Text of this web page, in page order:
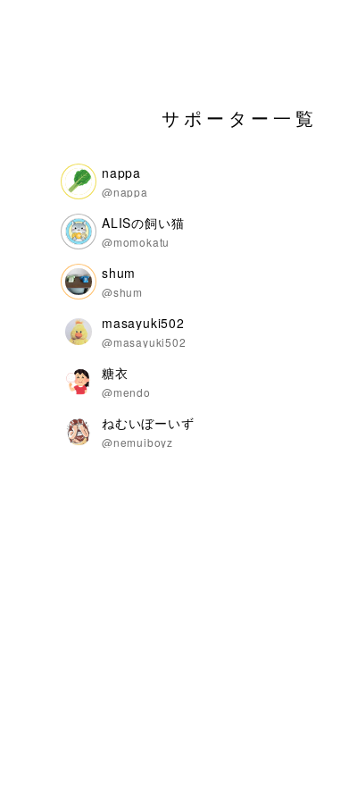
サポーター一覧
nappa
@nappa
ALISの飼い猫
@momokatu
shum
@shum
masayuki502
@masayuki502
糖衣
@mendo
ねむいぼーいず
@nemuiboyz